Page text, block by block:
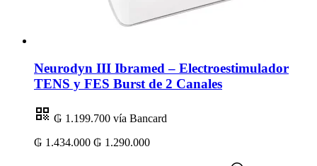
Neurodyn III Ibramed – Electroestimulador
TENS y FES Burst de 2 Canales
₲ 1.199.700 vía Bancard
₲ 1.434.000 ₲ 1.290.000